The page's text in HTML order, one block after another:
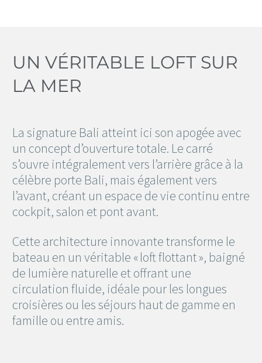
UN VÉRITABLE LOFT SUR
LA MER
La signature Bali atteint ici son apogée avec
un concept d’ouverture totale. Le carré
s’ouvre intégralement vers l’arrière grâce à la
célèbre porte Bali, mais également vers
l’avant, créant un espace de vie continu entre
cockpit, salon et pont avant.
Cette architecture innovante transforme le
bateau en un véritable « loft flottant », baigné
de lumière naturelle et offrant une
circulation fluide, idéale pour les longues
croisières ou les séjours haut de gamme en
famille ou entre amis.